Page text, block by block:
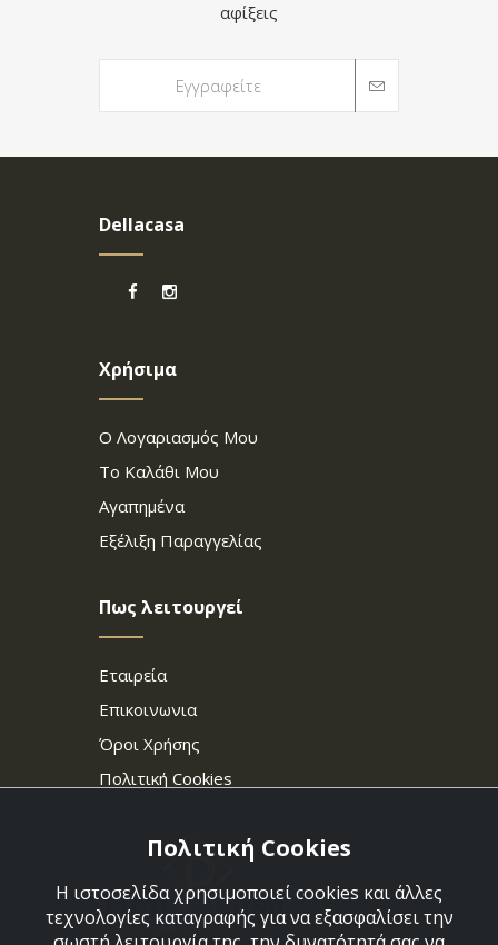
αφίξεις
Dellacasa
Χρήσιμα
Ο Λογαριασμός Μου
Το Καλάθι Μου
Αγαπημένα
Εξέλιξη Παραγγελίας
Πως λειτουργεί
Εταιρεία
Επικοινωνια
Όροι Χρήσης
Πολιτική Cookies
Πολιτική Cookies
Η ιστοσελίδα χρησιμοποιεί cookies και άλλες
τεχνολογίες καταγραφής για να εξασφαλίσει την